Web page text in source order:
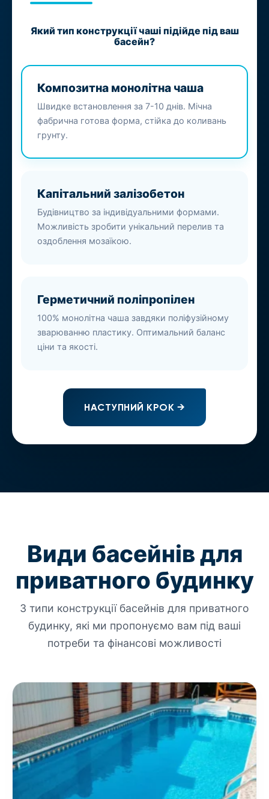
Який тип конструкції чаші підійде під ваш
басейн?
Композитна монолітна чаша
Швидке встановлення за 7-10 днів. Мічна
фабрична готова форма, стійка до коливань
грунту.
Капітальний залізобетон
Будівництво за індивідуальними формами.
Можливість зробити унікальний перелив та
оздоблення мозаїкою.
Герметичний поліпропілен
100% монолітна чаша завдяки поліфузійному
зварюванню пластику. Оптимальний баланс
ціни та якості.
НАСТУПНИЙ КРОК →
Види басейнів для
приватного будинку
3 типи конструкції басейнів для приватного
будинку, які ми пропонуємо вам під ваші
потреби та фінансові можливості